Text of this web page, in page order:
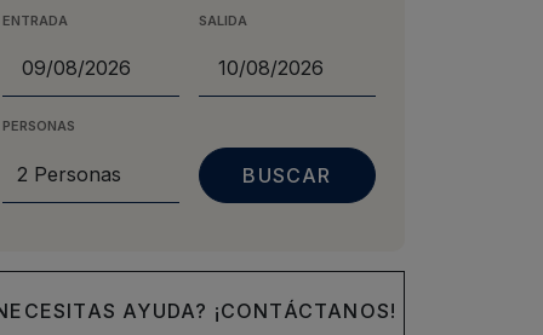
ENTRADA SALIDA
PERSONAS
AYUDA? ¡CONTÁCTANOS!